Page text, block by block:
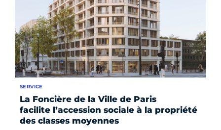
La Foncière de la Ville de Paris
facilite l’accession sociale à la propriété
des classes moyennes
SERVICE